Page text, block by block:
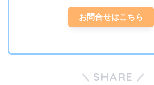
お問合せはこちら
SHARE